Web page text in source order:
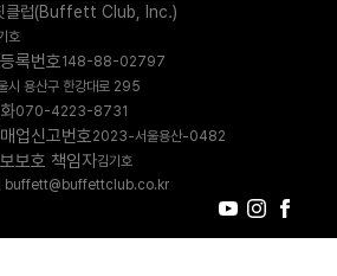
클럽(Buffett Club, Inc.)
호
록번호148-88-02797
시 용산구 한강대로 295
070-4223-8731
업신고번호2023-서울용산-0482
보호 책임자김기호
buffett@buffettclub.co.kr